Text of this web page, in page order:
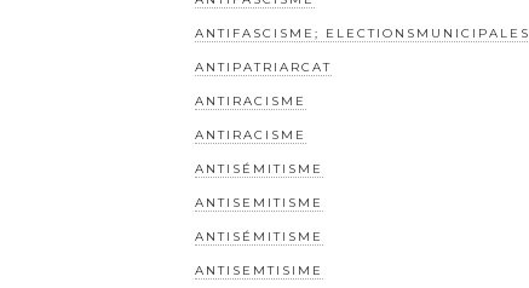
ANTIFASCISME; ELECTIONSMUNICIPALES
ANTIPATRIARCAT
ANTIRACISME
ANTIRACISME
ANTISÉMITISME
ANTISEMITISME
ANTISÉMITISME
ANTISEMTISIME